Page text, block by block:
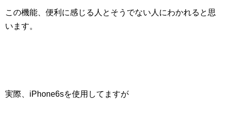
この機能、便利に感じる人とそうでない人にわかれると思
います。
実際、iPhone6sを使用してますが